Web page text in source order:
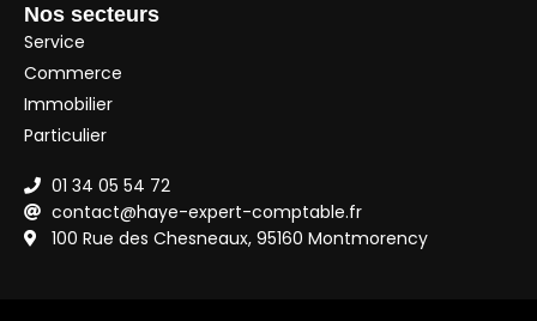
Nos secteurs
Service
Commerce
Immobilier
Particulier
01 34 05 54 72
contact@haye-expert-comptable.fr
100 Rue des Chesneaux, 95160 Montmorency